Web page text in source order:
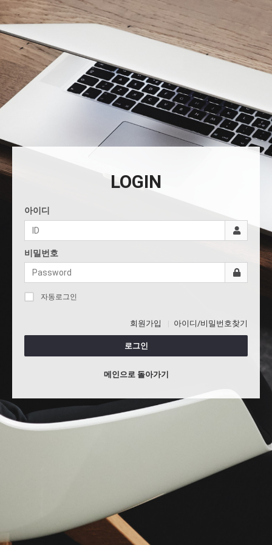
LOGIN
아이디
비밀번호
자동로그인
회원가입 아이디/비밀번호찾기
로그인
메인으로 돌아가기